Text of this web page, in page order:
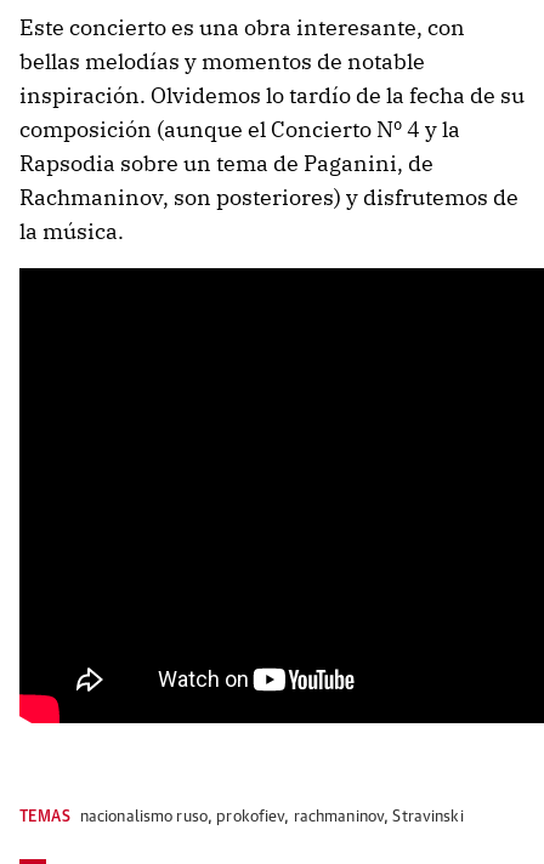
Este concierto es una obra interesante, con
bellas melodías y momentos de notable
inspiración. Olvidemos lo tardío de la fecha de su
composición (aunque el Concierto Nº 4 y la
Rapsodia sobre un tema de Paganini, de
Rachmaninov, son posteriores) y disfrutemos de
la música.
TEMAS nacionalismo ruso, prokofiev, rachmaninov,Stravinski